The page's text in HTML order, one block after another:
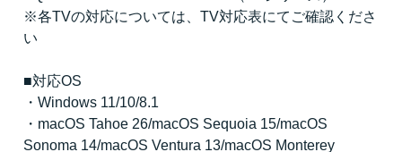
※各TVの対応については、TV対応表にてご確認くださ
い
■対応OS
・Windows 11/10/8.1
・macOS Tahoe 26/macOS Sequoia 15/macOS
Sonoma 14/macOS Ventura 13/macOS Monterey